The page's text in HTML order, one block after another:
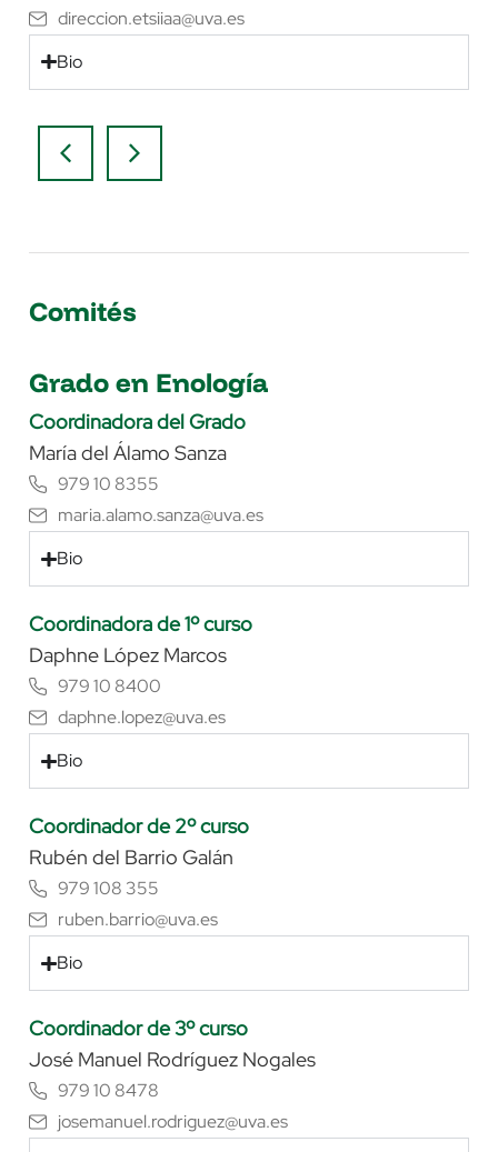
direccion.etsiiaa@uva.es
Bio
Comités
Grado en Enología
Coordinadora del Grado
María del Álamo Sanza
979 10 8355
maria.alamo.sanza@uva.es
Bio
Coordinadora de 1º curso
Daphne López Marcos
979 10 8400
daphne.lopez@uva.es
Bio
Coordinador de 2º curso
Rubén del Barrio Galán
979 108 355
ruben.barrio@uva.es
Bio
Coordinador de 3º curso
José Manuel Rodríguez Nogales
979 10 8478
josemanuel.rodriguez@uva.es